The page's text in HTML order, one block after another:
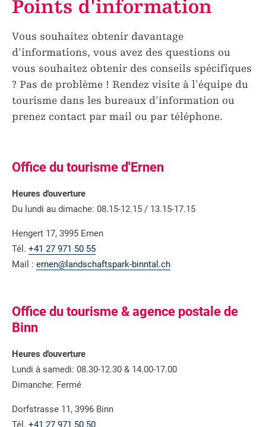
Points d'information
Vous souhaitez obtenir davantage
d'informations, vous avez des questions ou
vous souhaitez obtenir des conseils spécifiques
? Pas de problème ! Rendez visite à l'équipe du
tourisme dans les bureaux d'information ou
prenez contact par mail ou par téléphone.
Office du tourisme d'Ernen
Heures d'ouverture
Du lundi au dimache: 08.15-12.15 / 13.15-17.15
Hengert 17, 3995 Ernen
Tél. +41 27 971 50 55
Mail : ernen@landschaftspark-binntal.ch
Office du tourisme & agence postale de
Binn
Heures d'ouverture
Lundi à samedi: 08.30-12.30 & 14.00-17.00
Dimanche: Fermé
Dorfstrasse 11, 3996 Binn
Tél. +41 27 971 50 50